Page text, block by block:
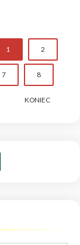
1 2
7 8
KONIEC